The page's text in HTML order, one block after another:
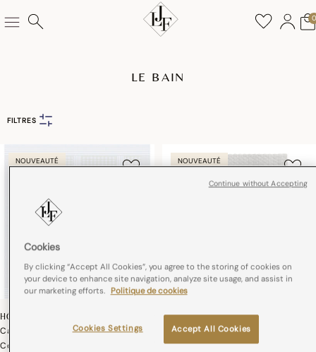
0
LE BAIN
FILTRES
NOUVEAUTÉ
HÔTEL PARTICULIER
Carré visage Hôtel particulier
Coton
NOUVEAUTÉ
HÔTEL PARTICULIER
Gant de toilette Hôtel particulier
Coton
Cookies
By clicking “Accept All Cookies”, you agree to the storing of cookies on
your device to enhance site navigation, analyze site usage, and assist in
our marketing efforts. Politique de cookies
Accept All Cookies
Cookies Settings
Continue without Accepting